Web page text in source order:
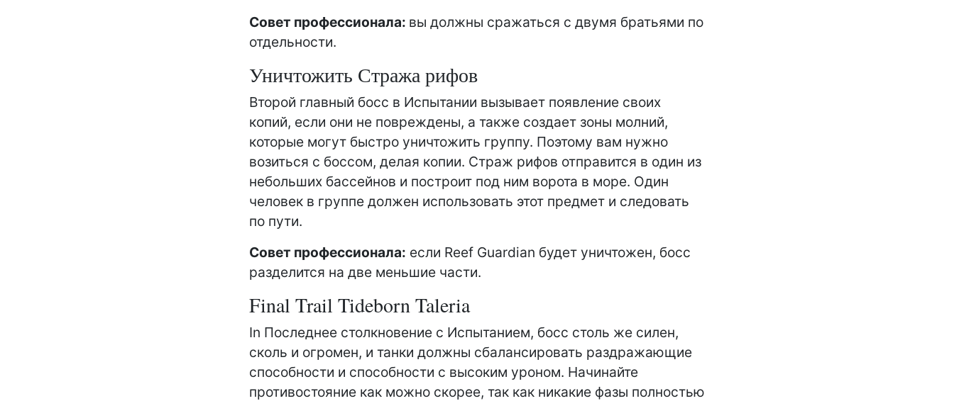
Совет профессионала: вы должны сражаться с двумя братьями по
отдельности.
Уничтожить Стража рифов
Второй главный босс в Испытании вызывает появление своих
копий, если они не повреждены, а также создает зоны молний, ​​
которые могут быстро уничтожить группу. Поэтому вам нужно
возиться с боссом, делая копии. Страж рифов отправится в один из
небольших бассейнов и построит под ним ворота в море. Один
человек в группе должен использовать этот предмет и следовать
по пути.
Совет профессионала: если Reef Guardian будет уничтожен, босс
разделится на две меньшие части.
Final Trail Tideborn Taleria
In Последнее столкновение с Испытанием, босс столь же силен,
сколь и огромен, и танки должны сбалансировать раздражающие
способности и способности с высоким уроном. Начинайте
противостояние как можно скорее, так как никакие фазы полностью